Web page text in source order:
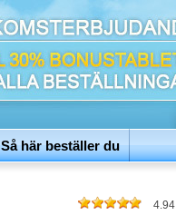
Så här beställer du
4.94